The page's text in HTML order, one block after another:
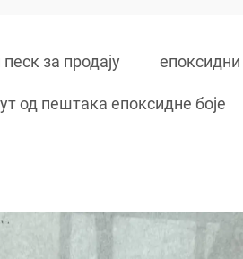
за продају епоксидни
од пештака епоксидне боје